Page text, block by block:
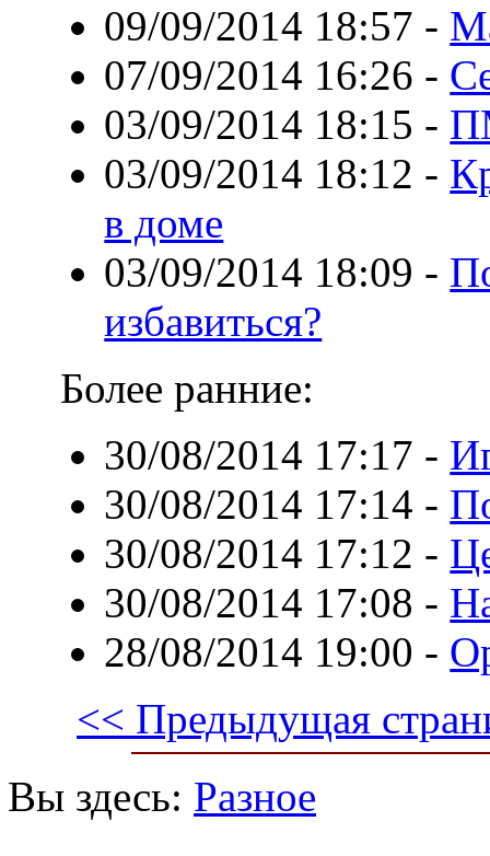
09/09/2014 18:57 -
07/09/2014 16:26 -
03/09/2014 18:15 -
03/09/2014 18:12 -
в доме
03/09/2014 18:09 -
избавиться?
Более ранние:
30/08/2014 17:17 -
30/08/2014 17:14 -
30/08/2014 17:12 -
30/08/2014 17:08 -
28/08/2014 19:00 -
<< Предыдущая
Вы здесь: Разное